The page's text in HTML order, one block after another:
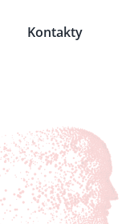
Kontakty